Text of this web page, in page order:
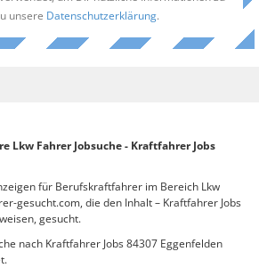
unsere Datenschutzerklärung.
Lkw Fahrer Jobsuche - Kraftfahrer Jobs
für Berufskraftfahrer im Bereich Lkw
gesucht.com, die den Inhalt – Kraftfahrer Jobs
gesucht.
nach Kraftfahrer Jobs 84307 Eggenfelden